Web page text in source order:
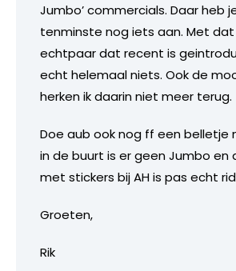
Jumbo’ commercials. Daar heb
tenminste nog iets aan. Met dat
echtpaar dat recent is
echt helemaal niets. Ook de
herken ik daarin niet meer terug.
Doe aub ook nog ff een belletje
in de buurt is er geen Jumbo en
met stickers bij AH is pas echt
Groeten,
Rik